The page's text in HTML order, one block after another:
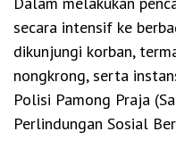
secara intensif ke
dikunjungi korban,
nongkrong, serta
Polisi Pamong Praja
Perlindungan Sosial